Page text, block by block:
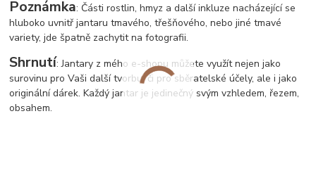
Poznámka: Části rostlin, hmyz a další inkluze nacházející se
hluboko uvnitř jantaru tmavého, třešňového, nebo jiné tmavé
variety, jde špatně zachytit na fotografii.
Shrnutí: Jantary z mého e-shopu můžete využít nejen jako
surovinu pro Vaši další tvorbu, či pro sběratelské účely, ale i jako
originální dárek. Každý jantar je jedinečný svým vzhledem, řezem,
obsahem.